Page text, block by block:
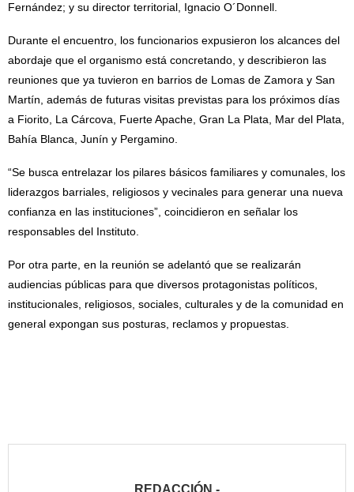
Fernández; y su director territorial, Ignacio O´Donnell.
Durante el encuentro, los funcionarios expusieron los alcances del
abordaje que el organismo está concretando, y describieron las
reuniones que ya tuvieron en barrios de Lomas de Zamora y San
Martín, además de futuras visitas previstas para los próximos días
a Fiorito, La Cárcova, Fuerte Apache, Gran La Plata, Mar del Plata,
Bahía Blanca, Junín y Pergamino.
“Se busca entrelazar los pilares básicos familiares y comunales, los
liderazgos barriales, religiosos y vecinales para generar una nueva
confianza en las instituciones”, coincidieron en señalar los
responsables del Instituto.
Por otra parte, en la reunión se adelantó que se realizarán
audiencias públicas para que diversos protagonistas políticos,
institucionales, religiosos, sociales, culturales y de la comunidad en
general expongan sus posturas, reclamos y propuestas.